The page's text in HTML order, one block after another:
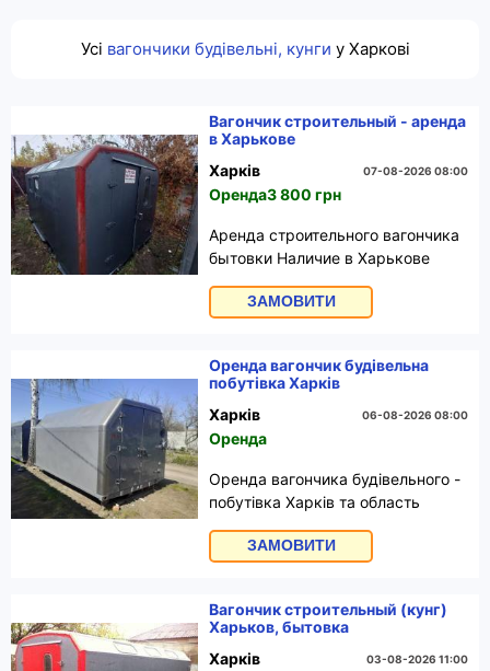
Усi вагончики будівельні, кунги у Харкові
Вагончик строительный - аренда
в Харькове
Харків
07-08-2026 08:00
Оренда3 800 грн
Аренда строительного вагончика
бытовки Наличие в Харькове
имеет много окошек. Подойдёт
строительном объекте Доставка
по Харькову и области
ЗАМОВИТИ
Оренда вагончик будівельна
побутівка Харків
Харків
06-08-2026 08:00
Оренда
Оренда вагончика будівельного -
побутівка Харків та область
Утеплений, подвійні двері з торця,
доставка краном маніпулятором
ЗАМОВИТИ
Вагончик строительный (кунг)
Харьков, бытовка
Харків
03-08-2026 11:00